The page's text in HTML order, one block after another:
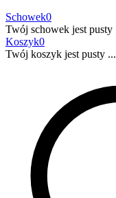
Schowek0
Twój schowek jest pusty
Koszyk0
Twój koszyk jest pusty ...